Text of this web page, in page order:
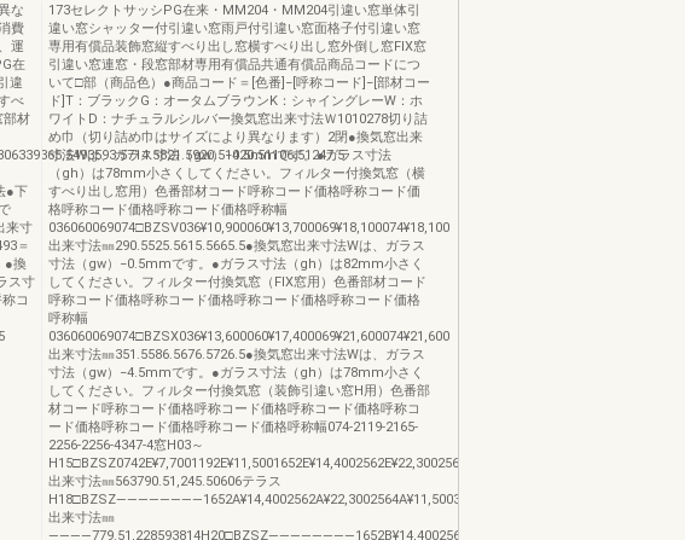
な
費
運
在
違
べ
部材
●下
来寸
＝
●換
ス寸
コ
173セレクトサッシPG在来・MM204・MM204引違い窓単体引
違い窓シャッター付引違い窓雨戸付引違い窓面格子付引違い窓
専用有償品装飾窓縦すべり出し窓横すべり出し窓外倒し窓FIX窓
引違い窓連窓・段窓部材専用有償品共通有償品商品コードにつ
いて□部（商品色）●商品コード＝[色番]−[呼称コード]−[部材コー
ド]T：ブラックG：オータムブラウンK：シャイングレーW：ホ
ワイトD：ナチュラルシルバー換気窓出来寸法Ｗ1010278切り詰
め巾（切り詰め巾はサイズにより異なります）2閉●換気窓出来
寸法Wは、ガラス寸法（gw）−4.5mmです。●ガラス寸法
（gh）は78mm小さくしてください。フィルター付換気窓（横
すべり出し窓用）色番部材コード呼称コード価格呼称コード価
格呼称コード価格呼称コード価格呼称幅
036060069074□BZSV036¥10,900060¥13,700069¥18,100074¥18,100
出来寸法㎜290.5525.5615.5665.5●換気窓出来寸法Wは、ガラス
寸法（gw）−0.5mmです。●ガラス寸法（gh）は82mm小さく
してください。フィルター付換気窓（FIX窓用）色番部材コード
呼称コード価格呼称コード価格呼称コード価格呼称コード価格
呼称幅
036060069074□BZSX036¥13,600060¥17,400069¥21,600074¥21,600
出来寸法㎜351.5586.5676.5726.5●換気窓出来寸法Wは、ガラス
寸法（gw）−4.5mmです。●ガラス寸法（gh）は78mm小さく
してください。フィルター付換気窓（装飾引違い窓H用）色番部
材コード呼称コード価格呼称コード価格呼称コード価格呼称コ
ード価格呼称コード価格呼称コード価格呼称幅074-2119-2165-
2256-2256-4347-4窓H03～
H15□BZSZ0742E¥7,7001192E¥11,5001652E¥14,4002562E¥22,3002564E¥11,500――――
出来寸法㎜563790.51,245.50606テラス
H18□BZSZ――――――――1652A¥14,4002562A¥22,3002564A¥11,5003474A¥14,400
出来寸法㎜
――――779.51,228593814H20□BZSZ――――――――1652B¥14,4002562C¥22,3002564B¥11,5003474C¥14,400